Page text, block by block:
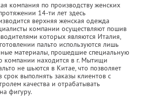
компания по производству женских
14-ти лет здесь
верхняя женская одежда
компании осуществляют пошив
которых являются Италия,
пальто используются лишь
материалы, прошедшие специальную
компании находится в г. Мытищи
не шьются в Китае, что позволяет
срок выполнять заказы клиентов с
качества и отрабатывать
фигуру.